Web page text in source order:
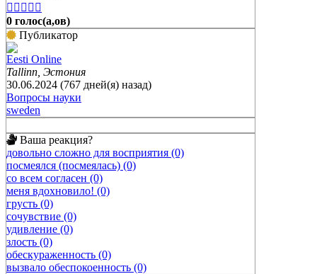
    
0 голос(а,ов)
Публикатор
Eesti Online
Tallinn, Эстония
30.06.2024 (767 дней(я) назад)
Вопросы науки
sweden
Ваша реакция?
довольно сложно для восприятия (0)
посмеялся (посмеялась) (0)
со всем согласен (0)
меня вдохновило! (0)
грусть (0)
сочувствие (0)
удивление (0)
злость (0)
обескураженность (0)
вызвало обеспокоенность (0)